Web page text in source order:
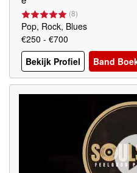
(8)
Pop, Rock, Blues
€250 - €700
Bekijk Profiel
Band